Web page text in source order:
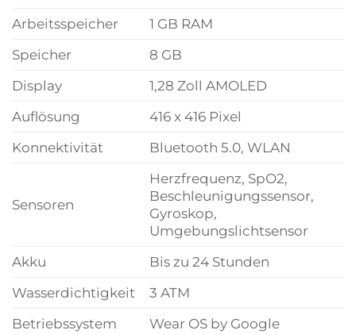
Arbeitsspeicher
1 GB RAM
Speicher
8 GB
Display
1,28 Zoll AMOLED
Auflösung
416 x 416 Pixel
Konnektivität
Bluetooth 5.0, WLAN
Sensoren
Herzfrequenz, SpO2,
Beschleunigungssensor,
Gyroskop,
Umgebungslichtsensor
Akku
Bis zu 24 Stunden
Wasserdichtigkeit
3 ATM
Betriebssystem
Wear OS by Google